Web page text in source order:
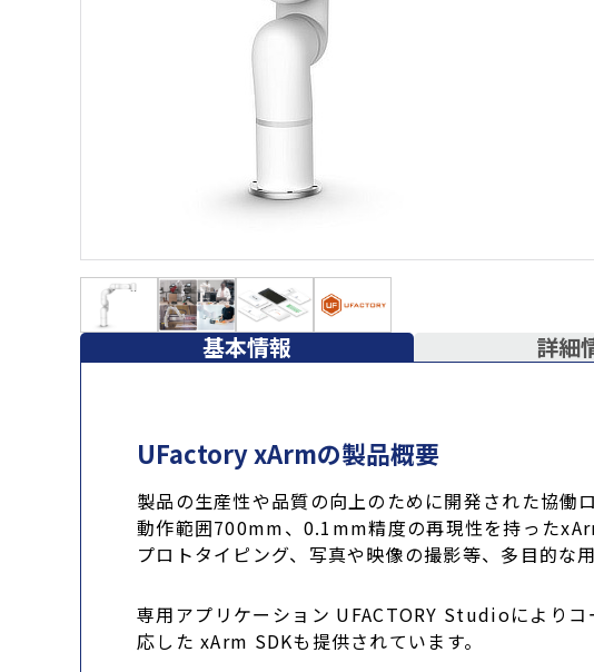
基本情報 詳細
UFactory xArmの製品概要
製品の生産性や品質の向上のために開発された協働
動作範囲700mm、0.1mm精度の再現性を持った
プロトタイピング、写真や映像の撮影等、多目的な
専用アプリケーション UFACTORY Studioにより
応した xArm SDKも提供されています。